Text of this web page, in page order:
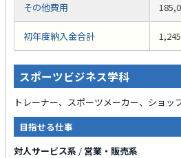
その他費用
初年度納入金合計
スポーツビジネス学科
トレーナー、スポーツメーカー、ショッ
目指せる仕事
対人サービス系 / 営業・販売系